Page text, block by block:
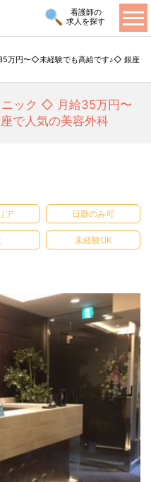
看護師の
求人を探す
万円〜◇未経験でも高給です♪◇ 銀座
ニック ◇ 月給35万円〜
で人気の美容外科
ア 日勤のみ可
未経験OK